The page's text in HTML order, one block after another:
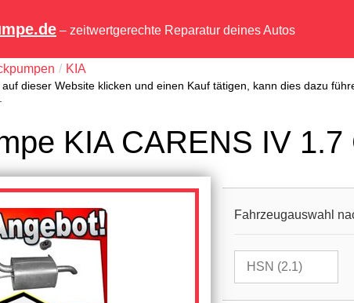
– zeitwertgerechte Reparatur deines Autos
KIA
dieser Website klicken und einen Kauf tätigen, kann dies dazu
KIA CARENS IV 1.7
Fahrzeugauswahl